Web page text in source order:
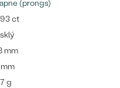
(prongs)
ct
mm
mm
g